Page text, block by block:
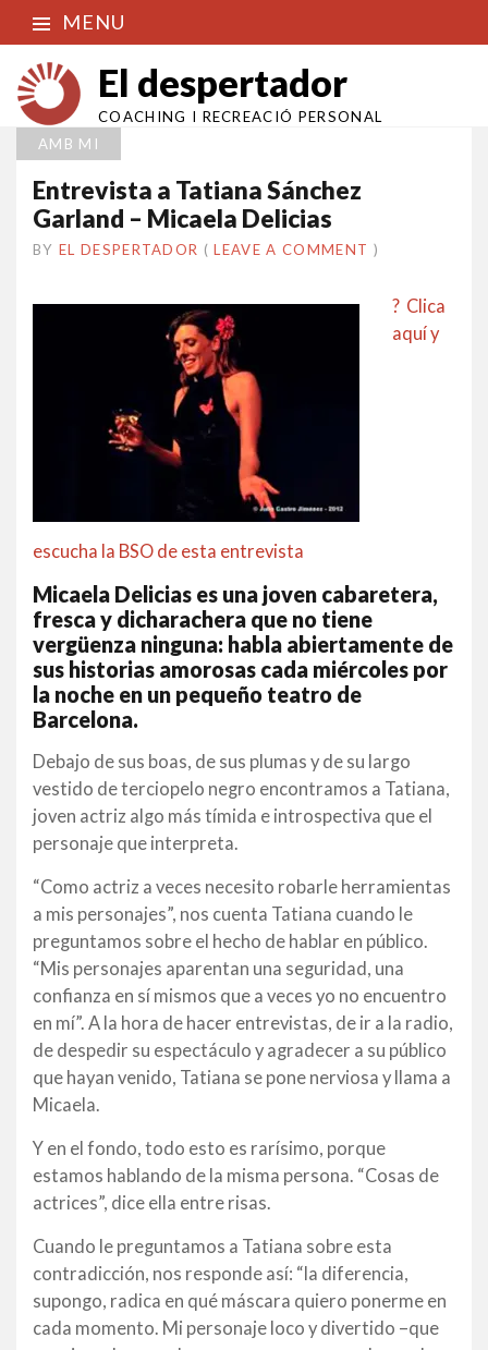
MENU
El despertador
COACHING I RECREACIÓ PERSONAL
AMB MI
Entrevista a Tatiana Sánchez
Garland – Micaela Delicias
BY EL DESPERTADOR ON
14
•(LEAVE A COMMENT )
? Clica
aquí y
escucha la BSO de esta entrevista
Micaela Delicias es una joven cabaretera,
fresca y dicharachera que no tiene
vergüenza ninguna: habla abiertamente de
sus historias amorosas cada miércoles por
la noche en un pequeño teatro de
Barcelona.
Debajo de sus boas, de sus plumas y de su largo
vestido de terciopelo negro encontramos a Tatiana,
joven actriz algo más tímida e introspectiva que el
personaje que interpreta.
“Como actriz a veces necesito robarle herramientas
a mis personajes”, nos cuenta Tatiana cuando le
preguntamos sobre el hecho de hablar en público.
“Mis personajes aparentan una seguridad, una
confianza en sí mismos que a veces yo no encuentro
en mí”. A la hora de hacer entrevistas, de ir a la radio,
de despedir su espectáculo y agradecer a su público
que hayan venido, Tatiana se pone nerviosa y llama a
Micaela.
Y en el fondo, todo esto es rarísimo, porque
estamos hablando de la misma persona. “Cosas de
actrices”, dice ella entre risas.
Cuando le preguntamos a Tatiana sobre esta
contradicción, nos responde así: “la diferencia,
supongo, radica en qué máscara quiero ponerme en
cada momento. Mi personaje loco y divertido –que